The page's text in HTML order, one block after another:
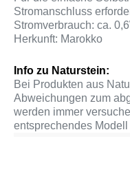
Stromanschluss
Stromverbrauch: ca.
Herkunft: Marokko
Info zu Naturstein:
Bei Produkten aus
Abweichungen zum
werden immer
entsprechendes Modell